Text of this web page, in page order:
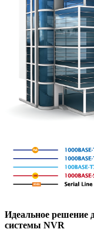
Идеальное решение
системы NVR